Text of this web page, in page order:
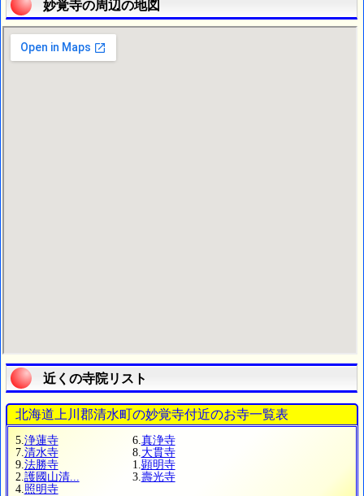
妙覚寺の周辺の地図
近くの寺院リスト
北海道上川郡清水町の妙覚寺付近のお寺一覧表
5. 浄蓮寺 6. 真浄寺
7. 清水寺 8. 大貫寺
9. 法勝寺 1. 顕明寺
2. 護國山清... 3. 壽光寺
4. 照明寺